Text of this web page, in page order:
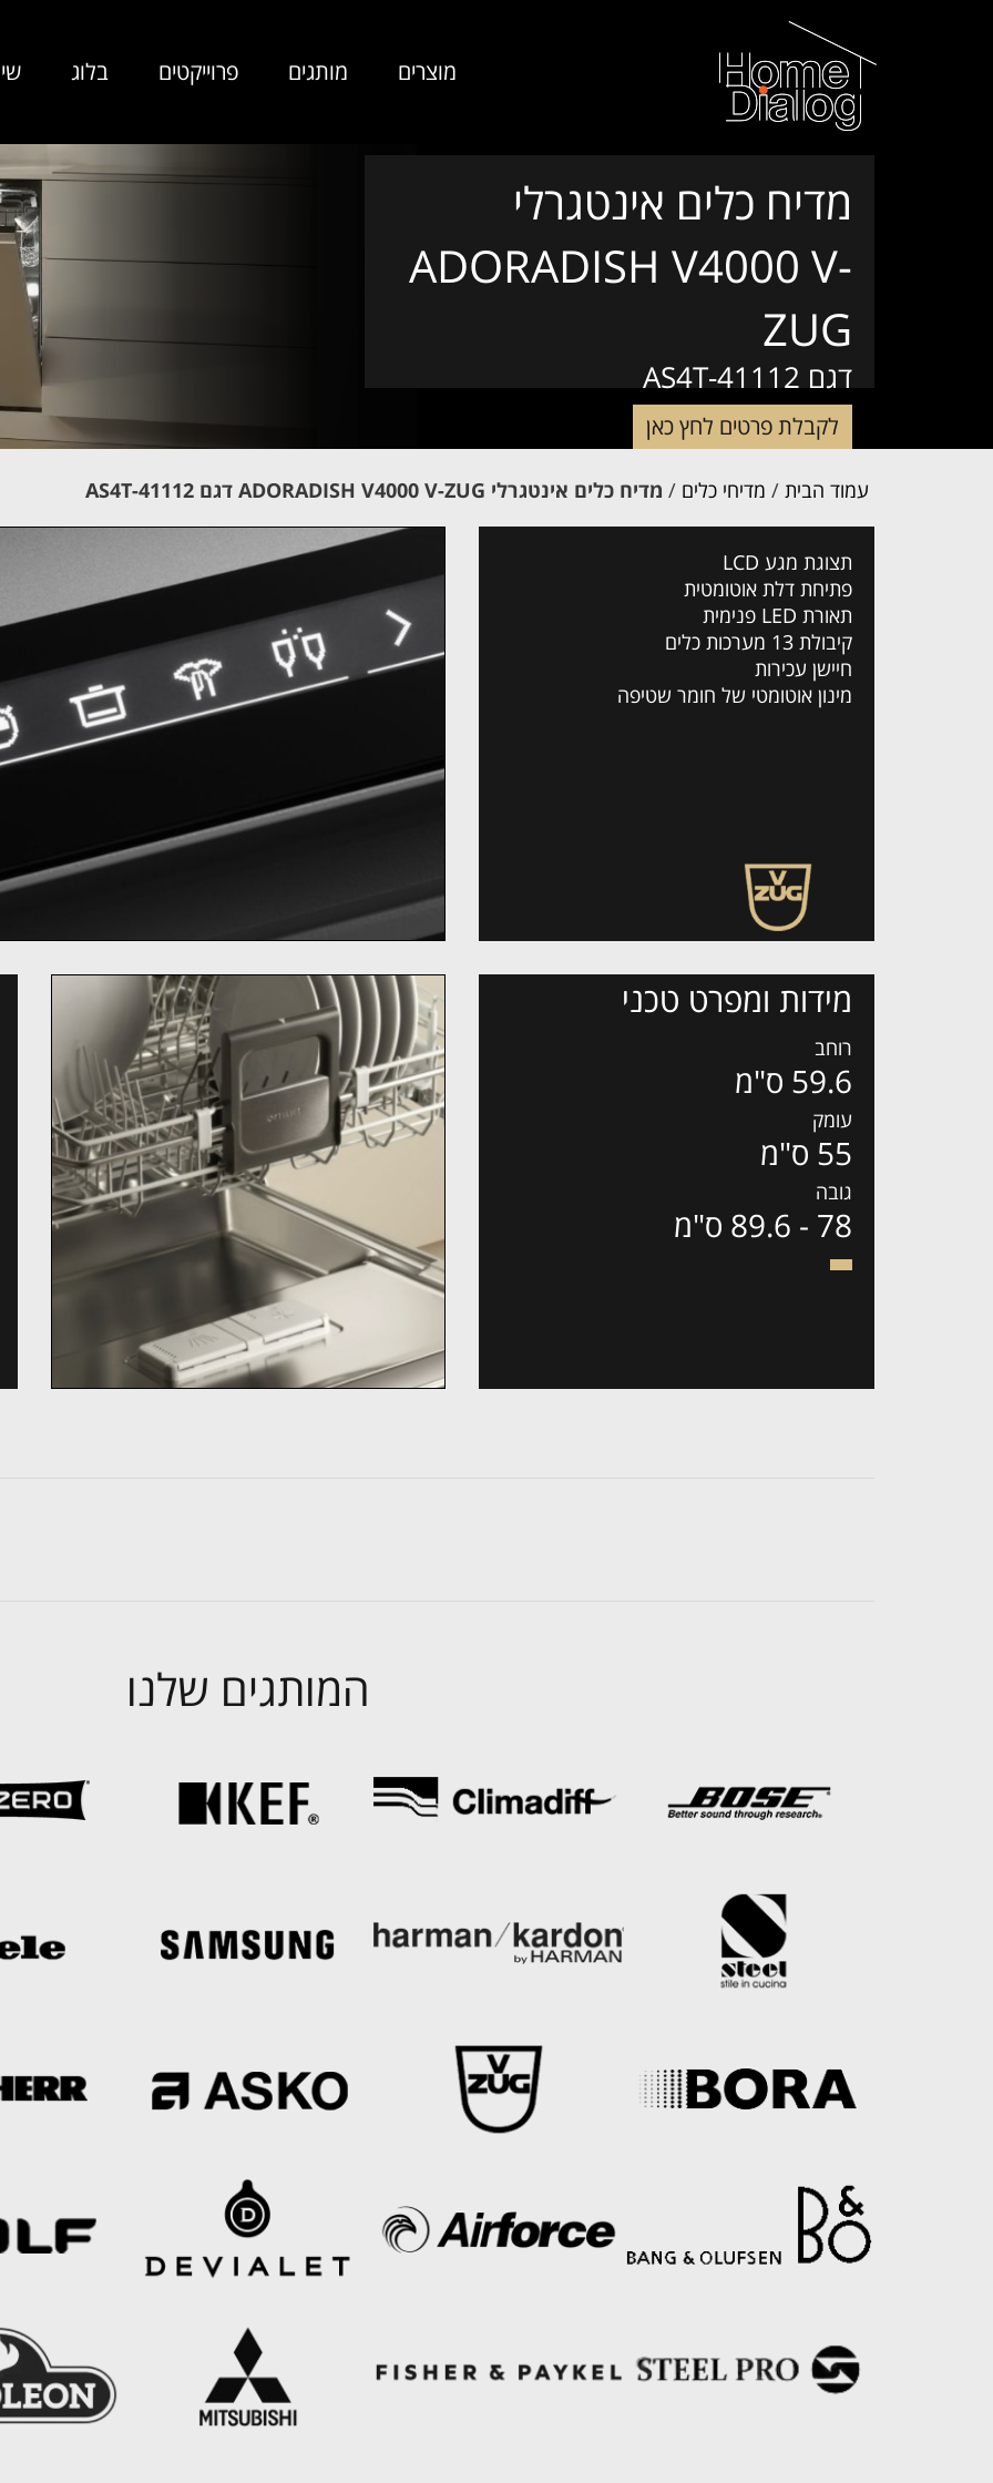
מוצרים מותגים פרוייקטים בלוג
מדיח כלים אינטגרלי
ADORADISH V4000 V-
ZUG
דגם AS4T-41112
לקבלת פרטים לחץ כאן
עמוד הבית / מדיחי כלים / מדיח כלים אינטגרלי ADORADISH V4000 V-ZUG דגם AS4T-41112
תצוגת מגע LCD
פתיחת דלת אוטומטית
תאורת LED פנימית
קיבולת 13 מערכות כלים
חיישן עכירות
מינון אוטומטי של חומר שטיפה
מידות ומפרט טכני
רוחב
59.6 ס"מ
עומק
55 ס"מ
גובה
78 - 89.6 ס"מ
המותגים שלנו